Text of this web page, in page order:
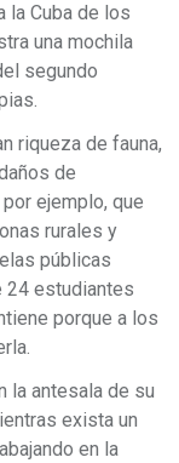
la Cuba de los
una mochila
segundo
riqueza de fauna,
de
ejemplo, que
rurales y
públicas
24 estudiantes
porque a los
la antesala de su
exista un
en la